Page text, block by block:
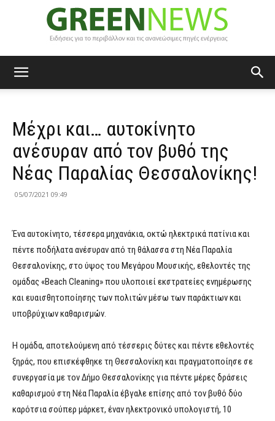
News
Μέχρι και… αυτοκίνητο
ανέσυραν από τον βυθό της
Νέας Παραλίας Θεσσαλονίκης!
05/07/2021 09:49
Ένα αυτοκίνητο, τέσσερα μηχανάκια, οκτώ ηλεκτρικά πατίνια και
πέντε ποδήλατα ανέσυραν από τη θάλασσα στη Νέα Παραλία
Θεσσαλονίκης, στο ύψος του Μεγάρου Μουσικής, εθελοντές της
ομάδας «Beach Cleaning» που υλοποιεί εκστρατείες ενημέρωσης
και ευαισθητοποίησης των πολιτών μέσω των παράκτιων και
υποβρύχιων καθαρισμών.
Η ομάδα, αποτελούμενη από τέσσερις δύτες και πέντε εθελοντές
ξηράς, που επισκέφθηκε τη Θεσσαλονίκη και πραγματοποίησε σε
συνεργασία με τον Δήμο Θεσσαλονίκης για πέντε μέρες δράσεις
καθαρισμού στη Νέα Παραλία έβγαλε επίσης από τον βυθό δύο
καρότσια σούπερ μάρκετ, έναν ηλεκτρονικό υπολογιστή, 10